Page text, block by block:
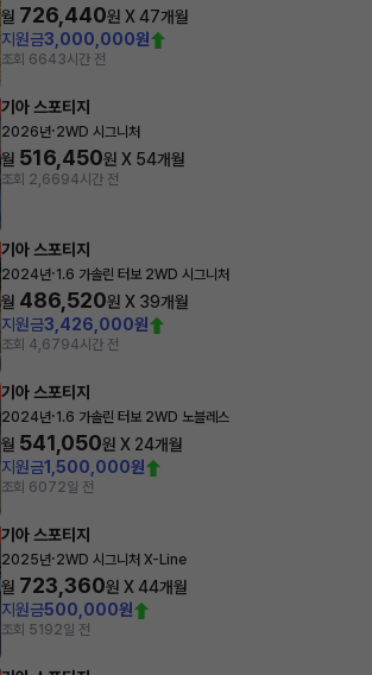
월 726,440원 X47개월
지원금3,000,000원
조회 6643시간 전
기아 스포티지
2026년·2WD 시그니처
월 516,450원 X 54개월
조회 2,6694시간 전
기아 스포티지
2024년·1.6 가솔린 터보 2WD 시그니처
월 486,520원 X 39개월
지원금3,426,000원
조회 4,6794시간 전
기아 스포티지
2024년·1.6 가솔린 터보 2WD 노블레스
월 541,050원 X 24개월
지원금1,500,000원
조회 6072일 전
기아 스포티지
2025년·2WD 시그니처 X-Line
월 723,360원 X44개월
지원금500,000원
조회 5192일 전